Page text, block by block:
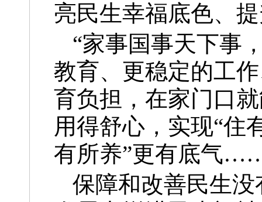
亮民生幸福底色、
“家事国事天下事
教育、更稳定的工
育负担，在家门口
用得舒心，实现“住
有所养”更有底气
保障和改善民生